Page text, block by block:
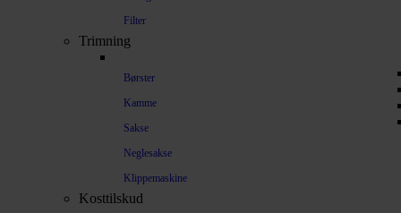
Filter
Trimning
Børster
Kamme
Sakse
Neglesakse
Klippemaskine
Kosttilskud